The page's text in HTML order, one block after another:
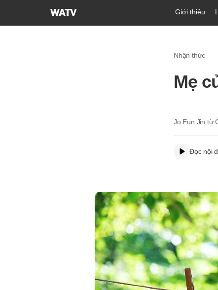
Hội
Giới thiệu
Nhận thức
Mẹ
Jo Eun Jin từ
Đọc nội